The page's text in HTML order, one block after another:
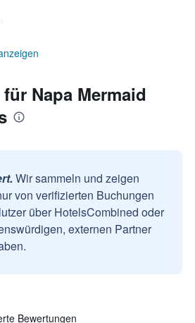
Napa Mermaid
Wir sammeln und zeigen
von verifizierten Buchungen
über HotelsCombined oder
externen Partner
Bewertungen